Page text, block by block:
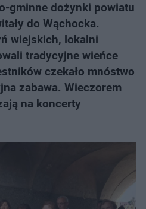
gminne dożynki powiatu
do Wąchocka.
wiejskich, lokalni
tradycyjne wieńce
czekało mnóstwo
zabawa. Wieczorem
na koncerty